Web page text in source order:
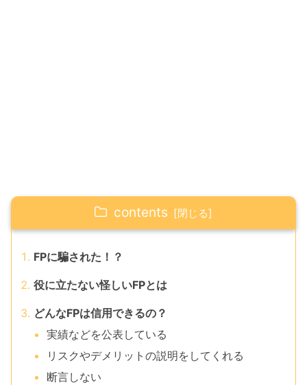
contents
FPに騙された！？
役に立たない怪しいFPとは
どんなFPは信用できるの？
実績などを公表している
リスクやデメリットの説明をしてくれる
断言しない